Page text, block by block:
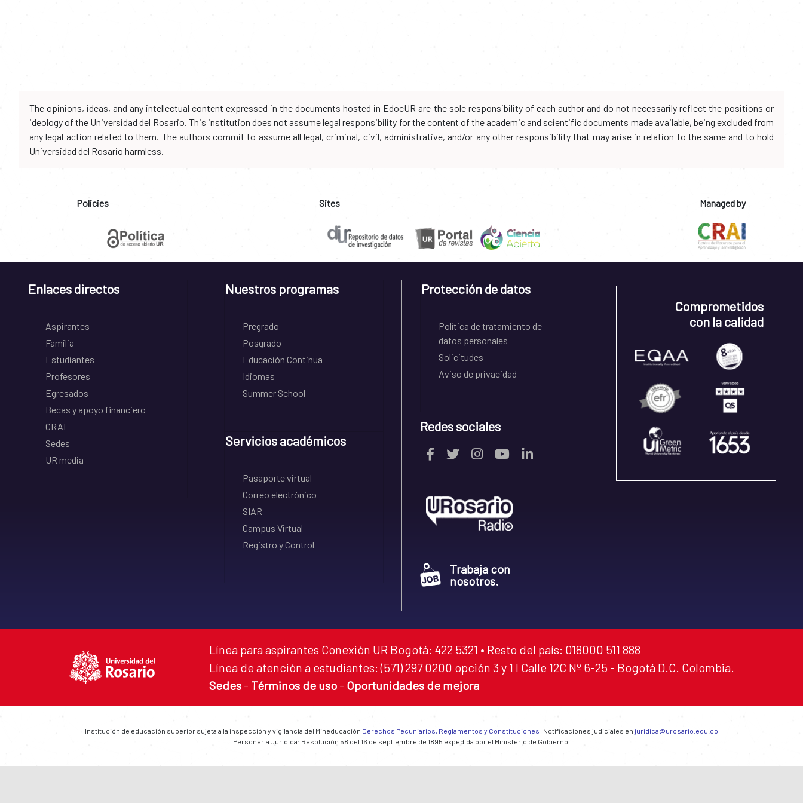
The opinions, ideas, and any intellectual content expressed in the documents hosted in EdocUR are the sole responsibility of each author and do not necessarily reflect the positions or
ideology of the Universidad del Rosario. This institution does not assume legal responsibility for the content of the academic and scientific documents made available, being excluded from
any legal action related to them. The authors commit to assume all legal, criminal, civil, administrative, and/or any other responsibility that may arise in relation to the same and to hold
Universidad del Rosario harmless.
Policies Sites Managed by
Enlaces directos
Aspirantes
Familia
Estudiantes
Profesores
Egresados
Becas y apoyo financiero
CRAI
Sedes
UR media
Nuestros programas
Pregrado
Posgrado
Educación Continua
Idiomas
Summer School
Servicios académicos
Pasaporte virtual
Correo electrónico
SIAR
Campus Virtual
Registro y Control
Protección de datos
Política de tratamiento de
datos personales
Solicitudes
Aviso de privacidad
Redes sociales
Trabaja con
nosotros.
Comprometidos
con la calidad
Línea para aspirantes Conexión UR Bogotá: 422 5321 • Resto del país: 018000 511 888
Línea de atención a estudiantes: (571) 297 0200 opción 3 y 1 I Calle 12C Nº 6-25 - Bogotá D.C. Colombia.
Sedes - Términos de uso - Oportunidades de mejora
Institución de educación superior sujeta a la inspección y vigilancia del Mineducación Derechos Pecuniarios, Reglamentos y Constituciones | Notificaciones judiciales en juridica@urosario.edu.co
Personería Jurídica: Resolución 58 del 16 de septiembre de 1895 expedida por el Ministerio de Gobierno.